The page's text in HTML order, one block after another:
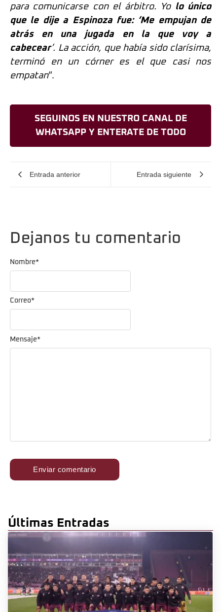
para comunicarse con el árbitro. Yo lo único
que le dije a Espinoza fue: ‘Me empujan de
atrás en una jugada en la que voy a
cabecear’. La acción, que había sido clarísima,
terminó en un córner es el que casi nos
empatan”.
SEGUINOS EN NUESTRO CANAL DE
WHATSAPP Y ENTERATE DE TODO
Entrada anterior Entrada siguiente
Dejanos tu comentario
Mensaje*
Nombre*
Correo*
Últimas Entradas